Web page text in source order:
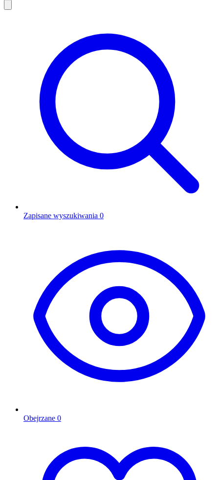
Zapisane wyszukiwania 0
Obejrzane 0